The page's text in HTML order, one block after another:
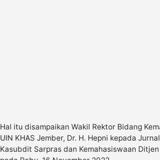
Hal itu disampaikan Wakil Rektor Bidang
UIN KHAS Jember, Dr. H. Hepni kepada
Kasubdit Sarpras dan Kemahasiswaan